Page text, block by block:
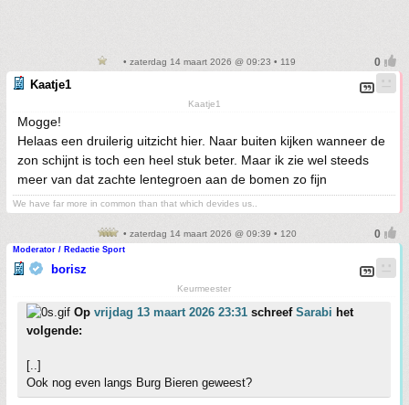
• zaterdag 14 maart 2026 @ 09:23 • 119
Kaatje1
Kaatje1
Mogge!
Helaas een druilerig uitzicht hier. Naar buiten kijken wanneer de
zon schijnt is toch een heel stuk beter. Maar ik zie wel steeds
meer van dat zachte lentegroen aan de bomen zo fijn
We have far more in common than that which devides us..
• zaterdag 14 maart 2026 @ 09:39 • 120
Moderator / Redactie Sport
borisz
Keurmeester
Op vrijdag 13 maart 2026 23:31 schreef Sarabi het
volgende:
[..]
Ook nog even langs Burg Bieren geweest?